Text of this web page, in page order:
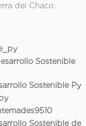
del Chaco.
Sostenible
Sostenible Py
Sostenible de